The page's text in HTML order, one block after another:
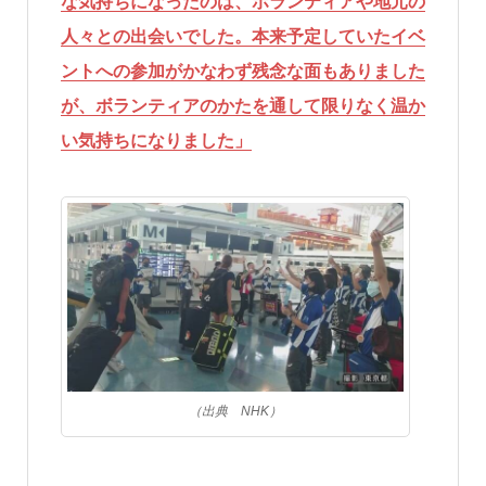
人々との出会いでした。本来予定していたイベ
ントへの参加がかなわず残念な面もありました
が、ボランティアのかたを通して限りなく温か
い気持ちになりました」
（出典 NHK）